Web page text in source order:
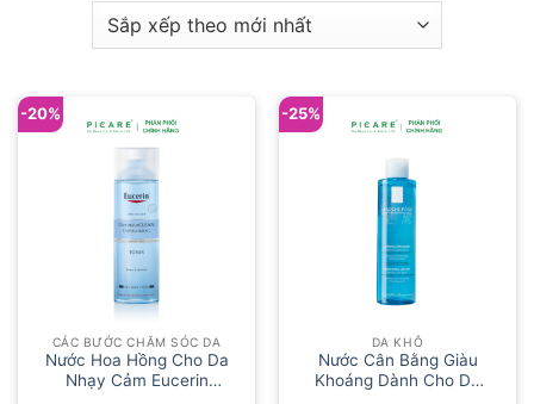
-20%
CÁC BƯỚC CHĂM SÓC DA
Nước Hoa Hồng Cho Da
Nhạy Cảm Eucerin
-25%
DA KHÔ
Nước Cân Bằng Giàu
Khoáng Dành Cho Da